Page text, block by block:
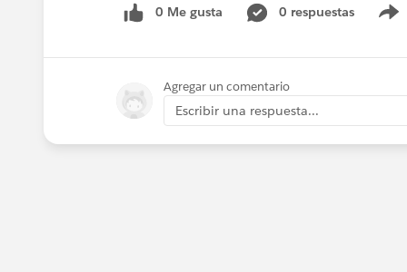
0 Me gusta 0 respuestas
Agregar un comentario
Escribir una respuesta...